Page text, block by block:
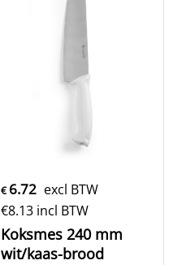
€ 6.72 excl BTW
€8.13 incl BTW
Koksmes 240 mm
wit/kaas-brood